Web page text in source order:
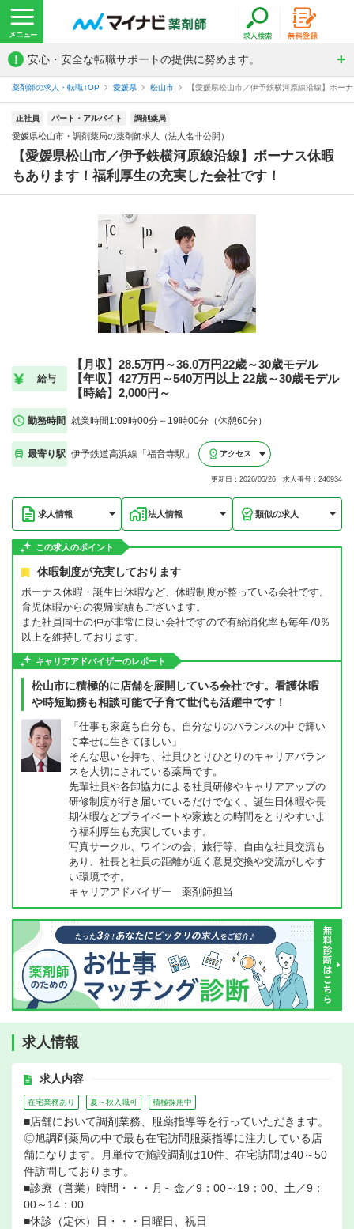
! 安心・安全な転職サポートの提供に努めます。
薬剤師の求人・転職TOP 愛媛県 松山市 【愛媛県松山市／伊予鉄横河原線沿線】ボー
正社員 パート・アルバイト 調剤薬局
愛媛県松山市・調剤薬局の薬剤師求人（法人名非公開）
【愛媛県松山市／伊予鉄横河原線沿線】ボーナス休暇
もあります！福利厚生の充実した会社です！
給与
【月収】28.5万円～36.0万円22歳～30歳モデル
【年収】427万円～540万円以上 22歳～30歳モデル
【時給】2,000円～
勤務時間 就業時間1:09時00分～19時00分（休憩60分）
最寄り駅 伊予鉄道高浜線「福音寺駅」 アクセス
更新日：2026/05/26 求人番号：240934
求人情報 法人情報 類似の求人
この求人のポイント
休暇制度が充実しております
ボーナス休暇・誕生日休暇など、休暇制度が整っている会社です。
育児休暇からの復帰実績もございます。
また社員同士の仲が非常に良い会社ですので有給消化率も毎年70％
以上を維持しております。
キャリアアドバイザーのレポート
松山市に積極的に店舗を展開している会社です。看護休暇
や時短勤務も相談可能で子育て世代も活躍中です！
「仕事も家庭も自分も、自分なりのバランスの中で輝い
て幸せに生きてほしい」
そんな思いを持ち、社員ひとりひとりのキャリアバラン
スを大切にされている薬局です。
先輩社員や各卸協力による社員研修やキャリアアップの
研修制度が行き届いているだけでなく、誕生日休暇や長
期休暇などプライベートや家族との時間をとりやすいよ
う福利厚生も充実しています。
写真サークル、ワインの会、旅行等、自由な社員交流も
あり、社長と社員の距離が近く意見交換や交流がしやす
い環境です。
キャリアアドバイザー 薬剤師担当
求人情報
求人内容
在宅業務あり 夏～秋入職可 積極採用中
■店舗において調剤業務、服薬指導等を行っていただきます。
◎旭調剤薬局の中で最も在宅訪問服薬指導に注力している店
舗になります。月単位で施設調剤は10件、在宅訪問は40～50
件訪問しております。
■診療（営業）時間・・・月～金／9：00～19：00、土／9：
00～14：00
■休診（定休）日・・・日曜日、祝日